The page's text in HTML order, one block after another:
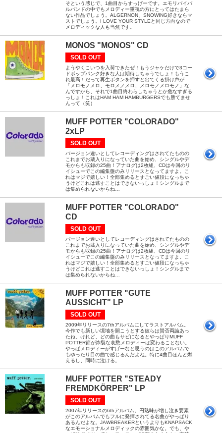
そという感じで、1曲目からすっげーです。エモリバイバ
ルバンドの中でもメロディー重視の方にとってはたまら
ない作品でしょう。ALGERNON、SNOWING好きならマ
ストでしょう。I LOVE YOUR STYLEと同じ方向なので
メロディックな人も当然です。
MONOS "MONOS" CD
SOLD OUT
ようやくこいつを入荷できたぜ！もうジャケだけで3コー
ドポップパンク好きな人は期待しちゃうでしょ！もうこ
れ最高！だって再生ボタンを押すと出てくる掛け声が
「メロモノメロ、モロメノメロ、メロモノメロモノ」な
んですから、それで1曲目終わらしちゃうとか危なすぎる
っしょ！これはHAM HAM HAMBURGERSでも勝てませ
んって（笑）
MUFF POTTER "COLORADO"
2xLP
SOLD OUT
バージョン違いとしてレコーディングはされてたものの
これまでお蔵入りになっていた曲を始め、シングルやデ
モからも収録の25曲！アナログは2枚組、CDは今回のリ
イシューでこの編集盤のみリリースとなってますよ。こ
れはマジで嬉しい！全部集めるとすごい値段になっちゃ
うけどこれは逃すことはできないっしょ！シングルまで
は集められないからね…
MUFF POTTER "COLORADO"
CD
SOLD OUT
バージョン違いとしてレコーディングはされてたものの
これまでお蔵入りになっていた曲を始め、シングルやデ
モからも収録の25曲！アナログは2枚組、CDは今回のリ
イシューでこの編集盤のみリリースとなってますよ。こ
れはマジで嬉しい！全部集めるとすごい値段になっちゃ
うけどこれは逃すことはできないっしょ！シングルまで
は集められないからね…
MUFF POTTER "GUTE
AUSSICHT" LP
SOLD OUT
2009年リリースの7thアルバムにしてラストアルバム。
今作でも新しい境地を開こうとする彼らは賛否両論あっ
たね。けれど、どの曲もサビになるとやっぱりMUFF
POTTER節が炸裂な哀愁メロディーは変わることない。
やっぱメロディーがすげーなと思うのはこのアルバムで
もゆったり目の曲で感じるんだよね。特に4曲目ほんと燃
えるし、同時に泣ける。
MUFF POTTER "STEADY
FREMDKÖRPER" LP
SOLD OUT
2007年リリースの6thアルバム。円熟味が増し泣き要素
がこのアルバムでもフルに発揮されてる名曲がやっぱり
あるんだよな。JAWBREAKERというよりもKNAPSACK
なエモーショナルメロディックの雰囲気かな。でも、や